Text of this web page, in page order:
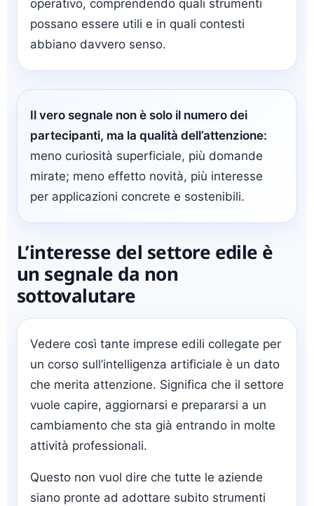
operativo, comprendendo quali strumenti
possano essere utili e in quali contesti
abbiano davvero senso.
Il vero segnale non è solo il numero dei
partecipanti, ma la qualità dell’attenzione:
meno curiosità superficiale, più domande
mirate; meno effetto novità, più interesse
per applicazioni concrete e sostenibili.
L’interesse del settore edile è
un segnale da non
sottovalutare
Vedere così tante imprese edili collegate per
un corso sull’intelligenza artificiale è un dato
che merita attenzione. Significa che il settore
vuole capire, aggiornarsi e prepararsi a un
cambiamento che sta già entrando in molte
attività professionali.
Questo non vuol dire che tutte le aziende
siano pronte ad adottare subito strumenti